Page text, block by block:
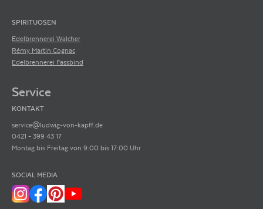
SPIRITUOSEN
Edelbrennerei Walcher
Rémy Martin Cognac
Edelbrennerei Fassbind
Service
KONTAKT
service@ludwig-von-kapff.de
0421 - 399 43 17
Montag bis Freitag von 9:00 bis 17:00 Uhr
SOCIAL MEDIA